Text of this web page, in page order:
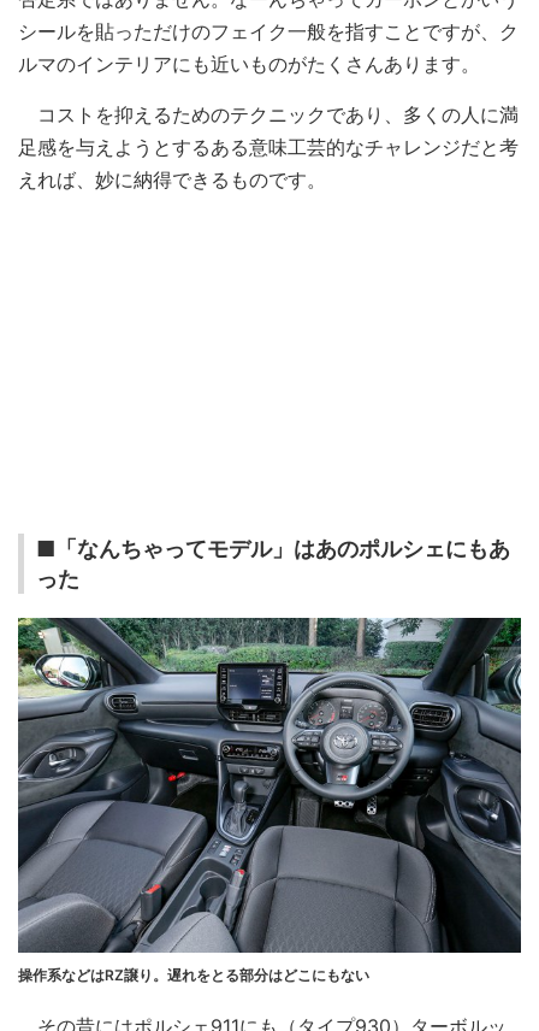
シールを貼っただけのフェイク一般を指すことですが、ク
ルマのインテリアにも近いものがたくさんあります。
コストを抑えるためのテクニックであり、多くの人に満
足感を与えようとするある意味工芸的なチャレンジだと考
えれば、妙に納得できるものです。
■「なんちゃってモデル」はあのポルシェにもあ
った
操作系などはRZ譲り。遅れをとる部分はどこにもない
その昔にはポルシェ911にも（タイプ930）ターボルッ